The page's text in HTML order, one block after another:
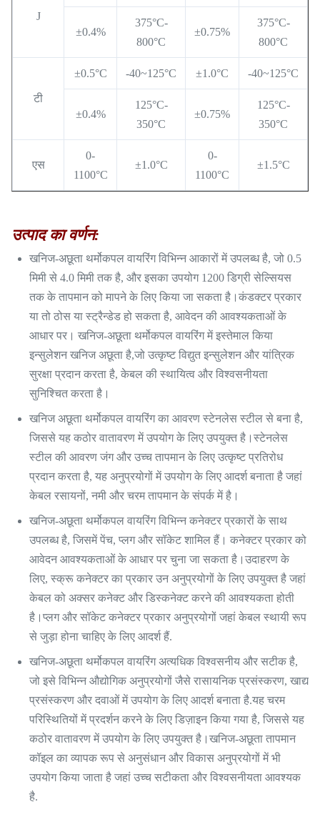
J
±0.4%
375°C-
800°C
±0.75%
375°C-
800°C
टी
±0.5°C -40~125°C ±1.0°C -40~125°C
±0.4%
125°C-
350°C
±0.75%
125°C-
350°C
एस
0-
1100°C
±1.0°C
0-
1100°C
±1.5°C
उत्पाद का वर्णन:
खनिज-अछूता थर्मोकपल वायरिंग विभिन्न आकारों में उपलब्ध है, जो 0.5
मिमी से 4.0 मिमी तक है, और इसका उपयोग 1200 डिग्री सेल्सियस
तक के तापमान को मापने के लिए किया जा सकता है।कंडक्टर प्रकार
या तो ठोस या स्ट्रैन्डेड हो सकता है, आवेदन की आवश्यकताओं के
आधार पर। खनिज-अछूता थर्मोकपल वायरिंग में इस्तेमाल किया
इन्सुलेशन खनिज अछूता है,जो उत्कृष्ट विद्युत इन्सुलेशन और यांत्रिक
सुरक्षा प्रदान करता है, केबल की स्थायित्व और विश्वसनीयता
सुनिश्चित करता है।
खनिज अछूता थर्मोकपल वायरिंग का आवरण स्टेनलेस स्टील से बना है,
जिससे यह कठोर वातावरण में उपयोग के लिए उपयुक्त है।स्टेनलेस
स्टील की आवरण जंग और उच्च तापमान के लिए उत्कृष्ट प्रतिरोध
प्रदान करता है, यह अनुप्रयोगों में उपयोग के लिए आदर्श बनाता है जहां
केबल रसायनों, नमी और चरम तापमान के संपर्क में है।
खनिज-अछूता थर्मोकपल वायरिंग विभिन्न कनेक्टर प्रकारों के साथ
उपलब्ध है, जिसमें पेंच, प्लग और सॉकेट शामिल हैं। कनेक्टर प्रकार को
आवेदन आवश्यकताओं के आधार पर चुना जा सकता है।उदाहरण के
लिए, स्क्रू कनेक्टर का प्रकार उन अनुप्रयोगों के लिए उपयुक्त है जहां
केबल को अक्सर कनेक्ट और डिस्कनेक्ट करने की आवश्यकता होती
है।प्लग और सॉकेट कनेक्टर प्रकार अनुप्रयोगों जहां केबल स्थायी रूप
से जुड़ा होना चाहिए के लिए आदर्श हैं.
खनिज-अछूता थर्मोकपल वायरिंग अत्यधिक विश्वसनीय और सटीक है,
जो इसे विभिन्न औद्योगिक अनुप्रयोगों जैसे रासायनिक प्रसंस्करण, खाद्य
प्रसंस्करण और दवाओं में उपयोग के लिए आदर्श बनाता है.यह चरम
परिस्थितियों में प्रदर्शन करने के लिए डिज़ाइन किया गया है, जिससे यह
कठोर वातावरण में उपयोग के लिए उपयुक्त है।खनिज-अछूता तापमान
कॉइल का व्यापक रूप से अनुसंधान और विकास अनुप्रयोगों में भी
उपयोग किया जाता है जहां उच्च सटीकता और विश्वसनीयता आवश्यक
है.